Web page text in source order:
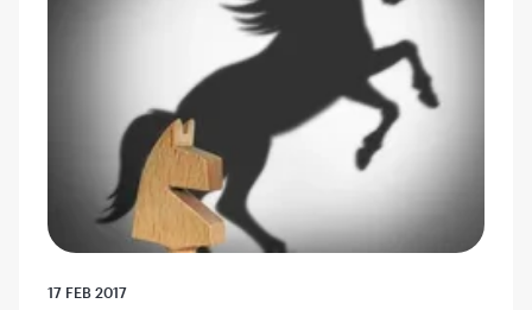
17 FEB 2017